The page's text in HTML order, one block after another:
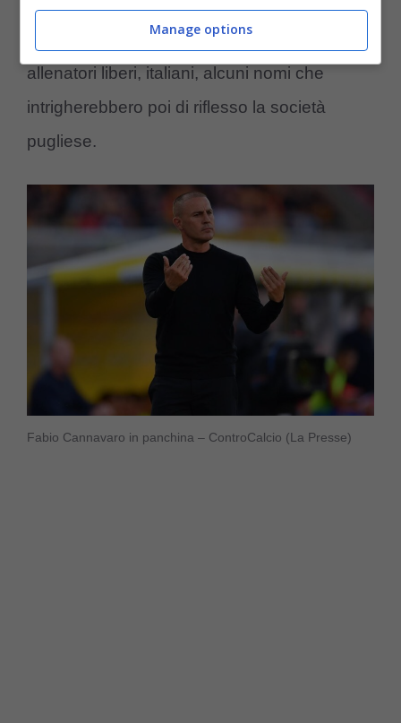
parte di esperienza in Salento. Tra gli
allenatori liberi, italiani, alcuni nomi che
intrigherebbero poi di riflesso la società
pugliese.
Fabio Cannavaro in panchina – ControCalcio (La Presse)
Manage options